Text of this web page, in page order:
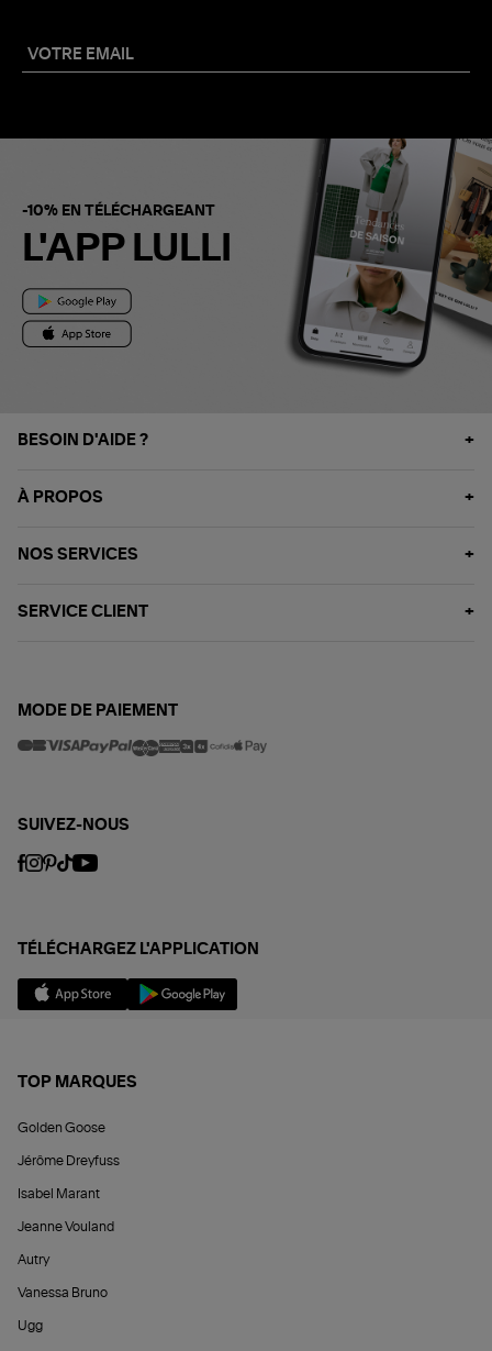
-10% EN TÉLÉCHARGEANT
L'APP LULLI
BESOIN D'AIDE ?
À PROPOS
NOS SERVICES
SERVICE CLIENT
MODE DE PAIEMENT
SUIVEZ-NOUS
TÉLÉCHARGEZ L'APPLICATION
TOP MARQUES
Golden Goose
Jérôme Dreyfuss
Isabel Marant
Jeanne Vouland
Autry
Vanessa Bruno
Ugg